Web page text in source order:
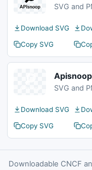
SVG and
Download SVG
Copy SVG
SVG and
Download SVG
Copy SVG
Downloadable CNCF